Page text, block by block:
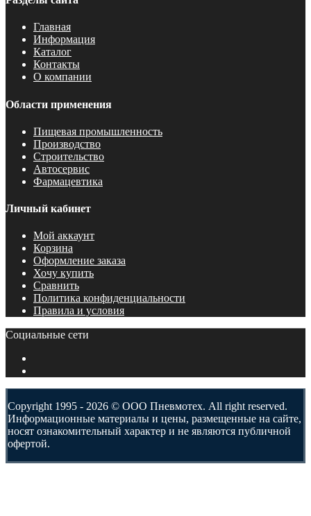
Главная
Информация
Каталог
Контакты
О компании
Области применения
Пищевая промышленность
Производство
Строительство
Автосервис
Фармацевтика
Личный кабинет
Мой аккаунт
Корзина
Оформление заказа
Хочу купить
Сравнить
Политика конфиденциальности
Правила и условия
Социальные сети
Copyright 1995 - 2026 © ООО Пневмотех. All right reserved.
Информационные материалы и цены, размещенные на сайте,
носят ознакомительный характер и не являются публичной
офертой.